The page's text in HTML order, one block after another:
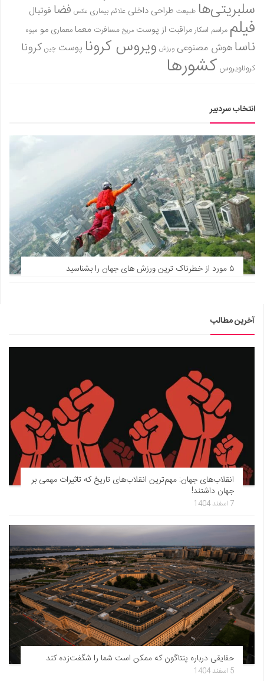
سلبریتی‌ها طبیعت طراحی داخلی علائم بیماری عکس فضا فوتبال
فیلم مراسم اسکارمراقبت از پوست مریخ مسافرت معمامعماری مو میوه
ناساهوش مصنوعی ورزش ویروس کرونا پوست چین کرونا
کروناویروس کشورها
انتخاب سردبیر
۵ مورد از خطرناک ترین ورزش های جهان را بشناسید
آخرین مطالب
انقلاب‌های جهان: مهم‌ترین انقلاب‌های تاریخ که تاثیرات مهمی بر
جهان داشتند!
7 اسفند 1404
حقایقی درباره پنتاگون که ممکن است شما را شگفت‌زده کند
5 اسفند 1404